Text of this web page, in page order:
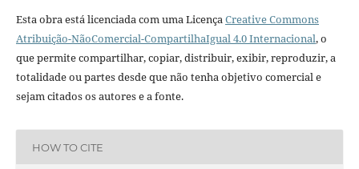
Esta obra está licenciada com uma LicençaCreative Commons
Atribuição-NãoComercial-CompartilhaIgual 4.0 Internacional, o
que permite compartilhar, copiar, distribuir, exibir, reproduzir, a
totalidade ou partes desde que não tenha objetivo comercial e
sejam citados os autores e a fonte.
HOW TO CITE